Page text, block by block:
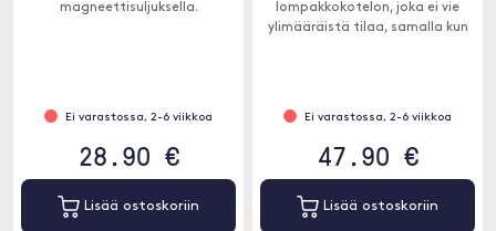
magneettisuljuksella.
Ei varastossa, 2-6 viikkoa
28.90 €
Lisää ostoskoriin
lompakkokotelon, joka ei vie
ylimääräistä tilaa, samalla kun
Ei varastossa, 2-6 viikkoa
47.90 €
Lisää ostoskoriin